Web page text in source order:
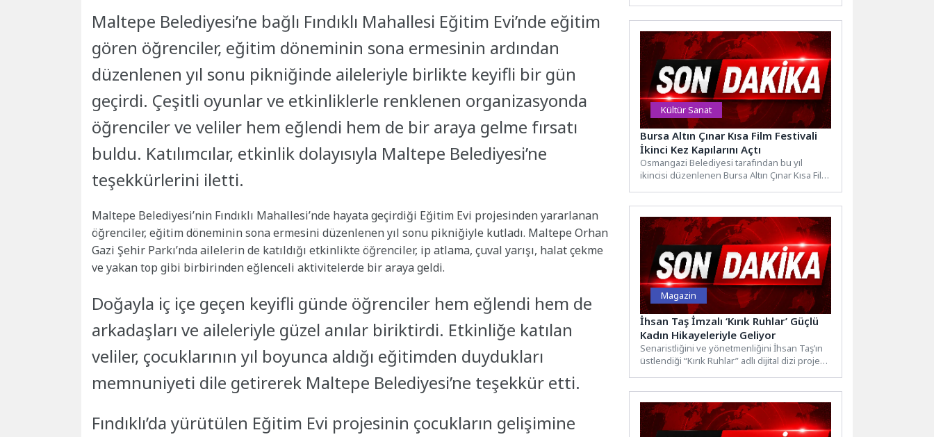
Maltepe Belediyesi’ne bağlı Fındıklı Mahallesi Eğitim Evi’nde eğitim
gören öğrenciler, eğitim döneminin sona ermesinin ardından
düzenlenen yıl sonu pikniğinde aileleriyle birlikte keyifli bir gün
geçirdi. Çeşitli oyunlar ve etkinliklerle renklenen organizasyonda
öğrenciler ve veliler hem eğlendi hem de bir araya gelme fırsatı
buldu. Katılımcılar, etkinlik dolayısıyla Maltepe Belediyesi’ne
teşekkürlerini iletti.
Maltepe Belediyesi’nin Fındıklı Mahallesi’nde hayata geçirdiği Eğitim Evi projesinden yararlanan
öğrenciler, eğitim döneminin sona ermesini düzenlenen yıl sonu pikniğiyle kutladı. Maltepe Orhan
Gazi Şehir Parkı’nda ailelerin de katıldığı etkinlikte öğrenciler, ip atlama, çuval yarışı, halat çekme
ve yakan top gibi birbirinden eğlenceli aktivitelerde bir araya geldi.
Doğayla iç içe geçen keyifli günde öğrenciler hem eğlendi hem de
arkadaşları ve aileleriyle güzel anılar biriktirdi. Etkinliğe katılan
veliler, çocuklarının yıl boyunca aldığı eğitimden duydukları
memnuniyeti dile getirerek Maltepe Belediyesi’ne teşekkür etti.
Fındıklı’da yürütülen Eğitim Evi projesinin çocukların gelişimine
Kültür Sanat
Bursa Altın Çınar Kısa Film Festivali
İkinci Kez Kapılarını Açtı
Osmangazi Belediyesi tarafından bu yıl
ikincisi düzenlenen Bursa Altın Çınar Kısa Film
Magazin
İhsan Taş İmzalı ‘Kırık Ruhlar’ Güçlü
Kadın Hikayeleriyle Geliyor
Senaristliğini ve yönetmenliğini İhsan Taş’ın
üstlendiği “Kırık Ruhlar” adlı dijital dizi projesi